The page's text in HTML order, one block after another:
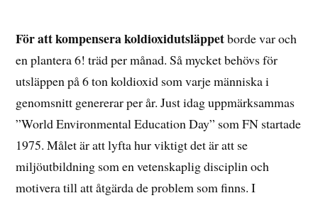
2020
För att kompensera koldioxidutsläppetborde var och
en plantera 6! träd per månad. Så mycket behövs för
utsläppen på 6 ton koldioxid som varje människa i
genomsnitt genererar per år. Just idag uppmärksammas
”World Environmental Education Day” som FN startade
1975. Målet är att lyfta hur viktigt det är att se
miljöutbildning som en vetenskaplig disciplin och
motivera till att åtgärda de problem som finns. I